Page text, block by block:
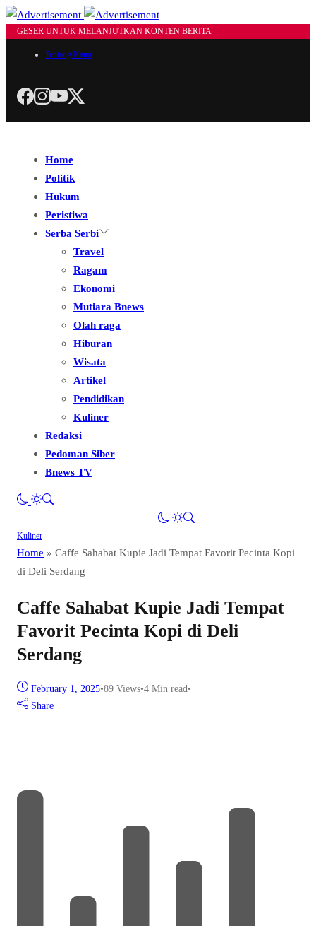
GESER UNTUK MELANJUTKAN KONTEN BERITA
Tentang Kami
Home
Politik
Hukum
Peristiwa
Serba Serbi
Travel
Ragam
Ekonomi
Mutiara Bnews
Olah raga
Hiburan
Wisata
Artikel
Pendidikan
Kuliner
Redaksi
Pedoman Siber
Bnews TV
Kuliner
Home » Caffe Sahabat Kupie Jadi Tempat Favorit Pecinta Kopi
di Deli Serdang
Caffe Sahabat Kupie Jadi Tempat
Favorit Pecinta Kopi di Deli
Serdang
February 1, 2025•89 Views•4 Min read•
Share